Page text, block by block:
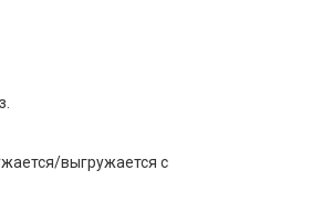
выгружается с